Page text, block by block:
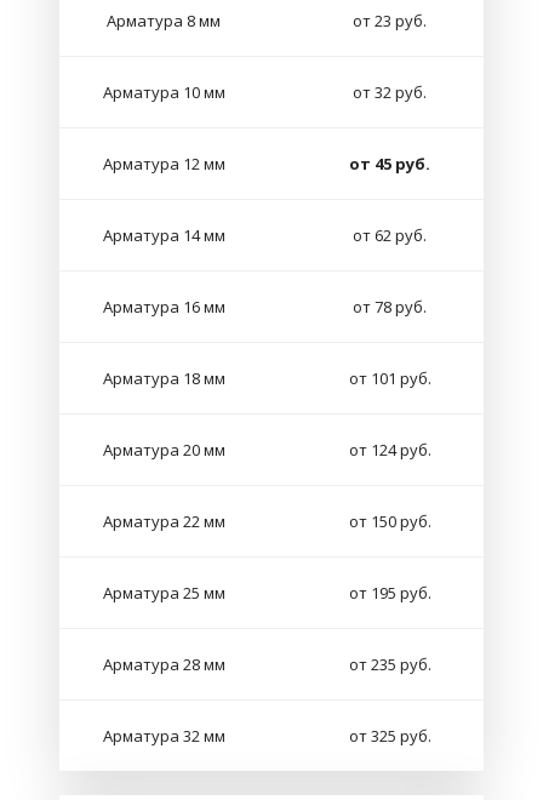
Арматура 8 мм от 23 руб.
Арматура 10 мм от 32 руб.
Арматура 12 мм от 45 руб.
Арматура 14 мм от 62 руб.
Арматура 16 мм от 78 руб.
Арматура 18 мм от 101 руб.
Арматура 20 мм от 124 руб.
Арматура 22 мм от 150 руб.
Арматура 25 мм от 195 руб.
Арматура 28 мм от 235 руб.
Арматура 32 мм от 325 руб.